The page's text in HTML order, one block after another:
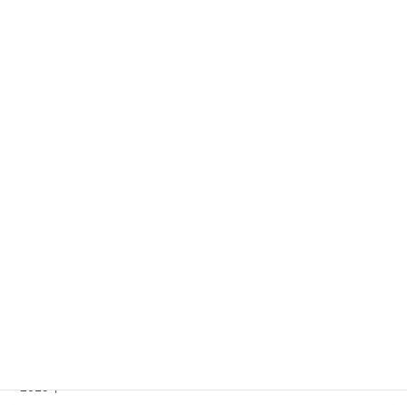
2019年